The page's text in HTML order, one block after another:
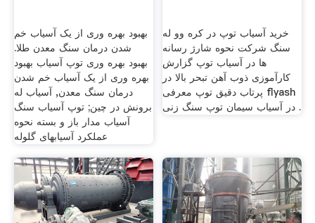
بهبود بهره وری از یک آسیاب خم
شدن درمان سنگ معدن طلا.
بهبود بهره وری توپ آسیاب بهبود
بهره وری از یک آسیاب خم شدن
درمان سنگ معدن, آسیاب له
برونش در چین; توپ آسیاب سنگ
آسیاب مدار باز و بسته نحوه
عملکرد آسيابهای گلوله
خرید آسیاب توپ در کره وو له
سنگ شرکت نحوه شارژ رسانه
ها در آسیاب توپ گزارش
کارآموزی ذوب آهن تبحر بالا در
پرتاب دقیق توپ معرفی flyash
در آسیاب سیمان توپ سنگ زنی .